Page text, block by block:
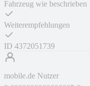
Fahrzeug wie beschrieben
Weiterempfehlungen
ID 4372051739
mobile.de Nutzer